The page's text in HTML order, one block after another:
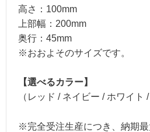
高さ：100mm
上部幅：200mm
奥行：45mm
※おおよそのサイズです。
【選べるカラー】
（レッド / ネイビー / ホワイト /
※完全受注生産につき、納期